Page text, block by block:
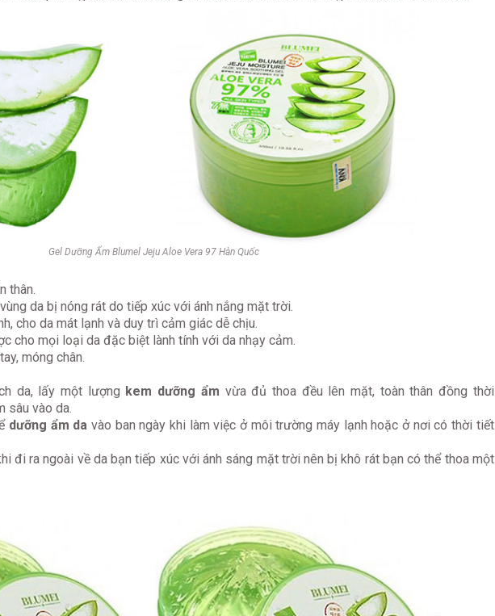
Gel Dưỡng Ẩm Blumel Jeju Aloe Vera 97 Hàn Quốc
thân.
da bị nóng rát do tiếp xúc với ánh nắng mặt trời.
cho da mát lạnh và duy trì cảm giác dễ chịu.
cho mọi loại da đặc biệt lành tính với da nhạy cảm.
móng chân.
da, lấy một lượng kem dưỡng ẩm vừa đủ thoa đều lên mặt, toàn thân đồng thời
sâu vào da.
dưỡng ẩm da vào ban ngày khi làm việc ở môi trường máy lạnh hoặc ở nơi có thời tiết
đi ra ngoài về da bạn tiếp xúc với ánh sáng mặt trời nên bị khô rát bạn có thể thoa một